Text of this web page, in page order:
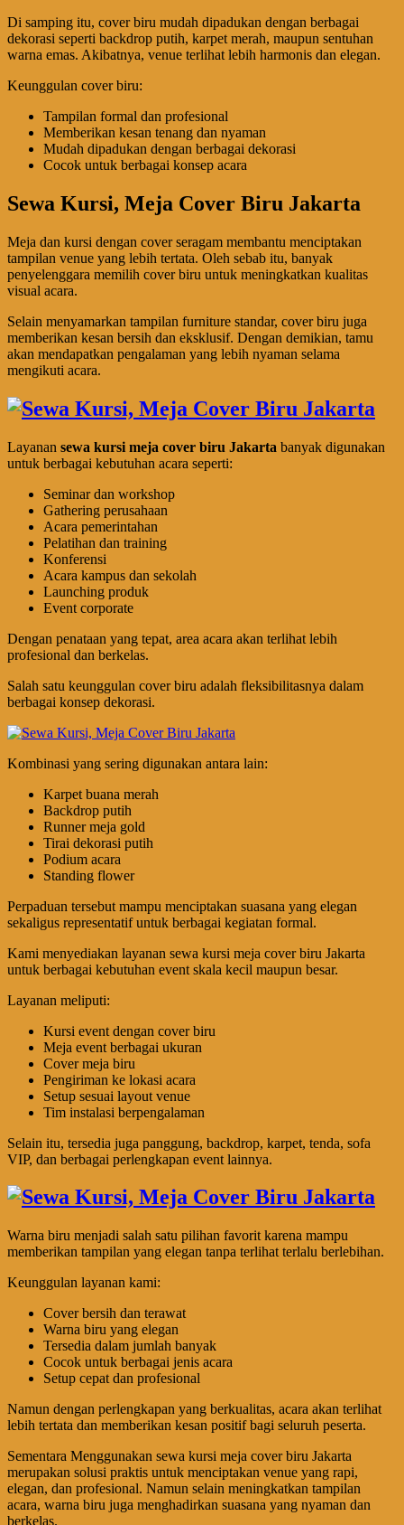
Di samping itu, cover biru mudah dipadukan dengan berbagai
dekorasi seperti backdrop putih, karpet merah, maupun sentuhan
warna emas. Akibatnya, venue terlihat lebih harmonis dan elegan.
Keunggulan cover biru:
Tampilan formal dan profesional
Memberikan kesan tenang dan nyaman
Mudah dipadukan dengan berbagai dekorasi
Cocok untuk berbagai konsep acara
Sewa Kursi, Meja Cover Biru Jakarta
Meja dan kursi dengan cover seragam membantu menciptakan
tampilan venue yang lebih tertata. Oleh sebab itu, banyak
penyelenggara memilih cover biru untuk meningkatkan kualitas
visual acara.
Selain menyamarkan tampilan furniture standar, cover biru juga
memberikan kesan bersih dan eksklusif. Dengan demikian, tamu
akan mendapatkan pengalaman yang lebih nyaman selama
mengikuti acara.
Layanan sewa kursi meja cover biru Jakarta banyak digunakan
untuk berbagai kebutuhan acara seperti:
Seminar dan workshop
Gathering perusahaan
Acara pemerintahan
Pelatihan dan training
Konferensi
Acara kampus dan sekolah
Launching produk
Event corporate
Dengan penataan yang tepat, area acara akan terlihat lebih
profesional dan berkelas.
Salah satu keunggulan cover biru adalah fleksibilitasnya dalam
berbagai konsep dekorasi.
Kombinasi yang sering digunakan antara lain:
Karpet buana merah
Backdrop putih
Runner meja gold
Tirai dekorasi putih
Podium acara
Standing flower
Perpaduan tersebut mampu menciptakan suasana yang elegan
sekaligus representatif untuk berbagai kegiatan formal.
Kami menyediakan layanan sewa kursi meja cover biru Jakarta
untuk berbagai kebutuhan event skala kecil maupun besar.
Layanan meliputi:
Kursi event dengan cover biru
Meja event berbagai ukuran
Cover meja biru
Pengiriman ke lokasi acara
Setup sesuai layout venue
Tim instalasi berpengalaman
Selain itu, tersedia juga panggung, backdrop, karpet, tenda, sofa
VIP, dan berbagai perlengkapan event lainnya.
Warna biru menjadi salah satu pilihan favorit karena mampu
memberikan tampilan yang elegan tanpa terlihat terlalu berlebihan.
Keunggulan layanan kami:
Cover bersih dan terawat
Warna biru yang elegan
Tersedia dalam jumlah banyak
Cocok untuk berbagai jenis acara
Setup cepat dan profesional
Namun dengan perlengkapan yang berkualitas, acara akan terlihat
lebih tertata dan memberikan kesan positif bagi seluruh peserta.
Sementara Menggunakan sewa kursi meja cover biru Jakarta
merupakan solusi praktis untuk menciptakan venue yang rapi,
elegan, dan profesional. Namun selain meningkatkan tampilan
acara, warna biru juga menghadirkan suasana yang nyaman dan
berkelas.